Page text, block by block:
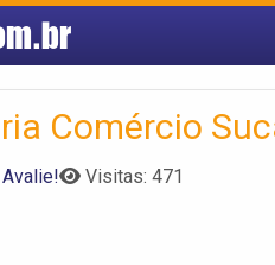
Comércio
Avalie! Visitas: 471